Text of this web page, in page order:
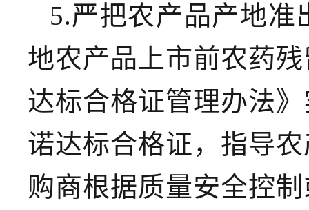
5.严把农产品产地准
地农产品上市前农药
达标合格证管理办法
诺达标合格证，指导
购商根据质量安全控